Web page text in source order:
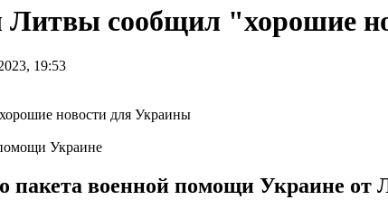
сообщил "хорошие
19:53
Украине
пакета военной помощи Украине от